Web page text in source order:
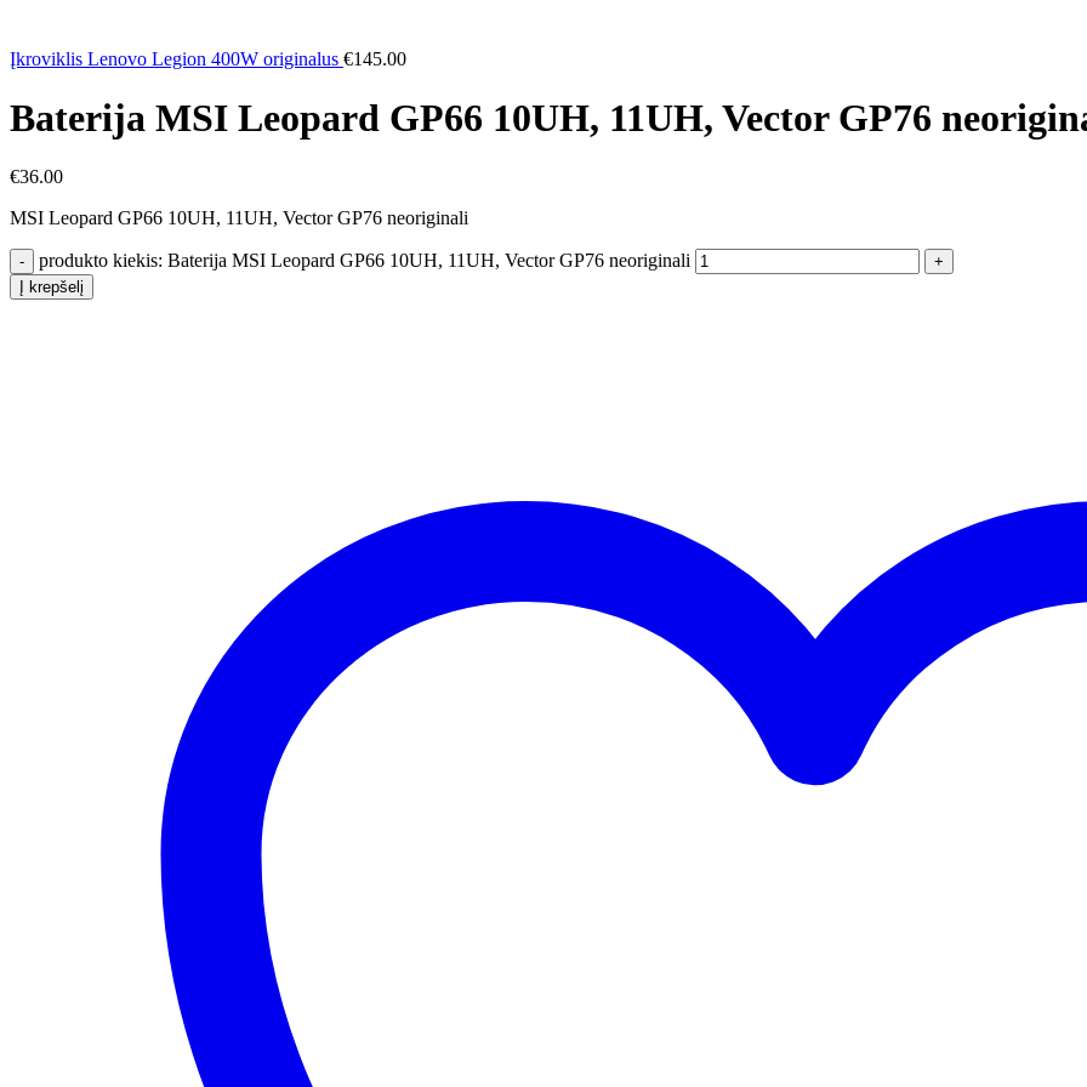
Įkroviklis Lenovo Legion 400W originalus €145.00
Baterija MSI Leopard GP66 10UH, 11UH, Vector GP76
€36.00
MSI Leopard GP66 10UH, 11UH, Vector GP76 neoriginali
produkto kiekis: Baterija MSI Leopard GP66 10UH, 11UH, Vector GP76 neoriginali
Į krepšelį